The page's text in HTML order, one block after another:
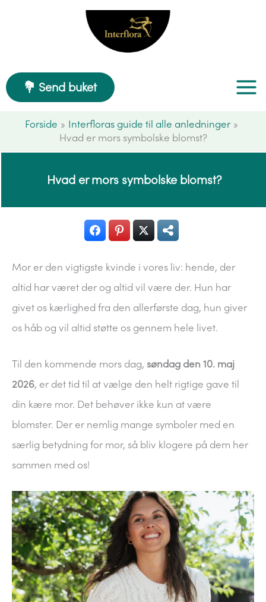
💐 Send buket
Forside
Interfloras guide til alle anledninger
Hvad er mors symbolske blomst?
Hvad er mors symbolske blomst?
Mor er den vigtigste kvinde i vores liv: hende, der
altid har været der og altid vil være der. Hun har
givet os kærlighed fra den allerførste dag, hun giver
os håb og vil altid støtte os gennem hele livet.
Til den kommende mors dag, søndag den 10. maj
2026, er det tid til at vælge den helt rigtige gave til
din kære mor. Det behøver ikke kun at være
blomster. Der er nemlig mange symboler med en
særlig betydning for mor, så bliv klogere på dem her
sammen med os!